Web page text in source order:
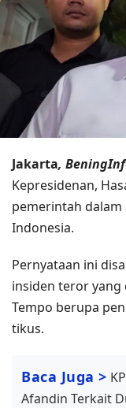
Jakarta,
Kepresidenan,
pemerintah dalam
Indonesia.
Pernyataan ini
insiden teror
Tempo berupa
tikus.
Baca Juga >
Afandin Terkait